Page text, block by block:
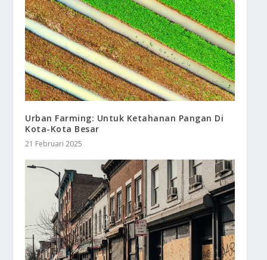
Urban Farming: Untuk Ketahanan Pangan Di
Kota-Kota Besar
21 Februari 2025